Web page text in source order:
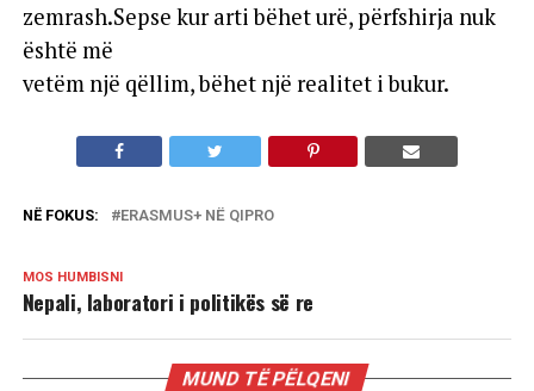
zemrash.Sepse kur arti bëhet urë, përfshirja nuk
është më
vetëm një qëllim, bëhet një realitet i bukur.
NË FOKUS: ERASMUS+ NË QIPRO
MOS HUMBISNI
Nepali, laboratori i politikës së re
MUND TË PËLQENI